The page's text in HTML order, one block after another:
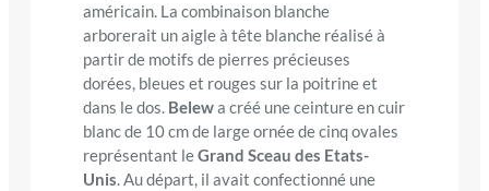
américain. La combinaison blanche
arborerait un aigle à tête blanche réalisé à
partir de motifs de pierres précieuses
dorées, bleues et rouges sur la poitrine et
dans le dos. Belewa créé une ceinture en cuir
blanc de 10 cm de large ornée de cinq ovales
représentant leGrand Sceau des Etats-
Unis. Au départ, il avait confectionné une